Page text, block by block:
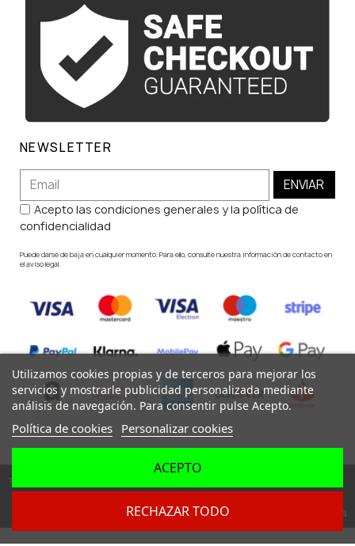
NEWSLETTER
ENVIAR
Acepto las condiciones generales y la política de
confidencialidad
Puede darse de baja en cualquier momento. Para ello, consulte nuestra información de contacto en
el aviso legal.
Todos los derechos reservados ©
Dev. byDigital Agency Barcelona
Utilizamos cookies propias y de terceros para mejorar los
servicios y mostrarle publicidad personalizada mediante
análisis de navegación. Para consentir pulse Acepto.
Política de cookies Personalizar cookies
RECHAZAR TODO
ACEPTO